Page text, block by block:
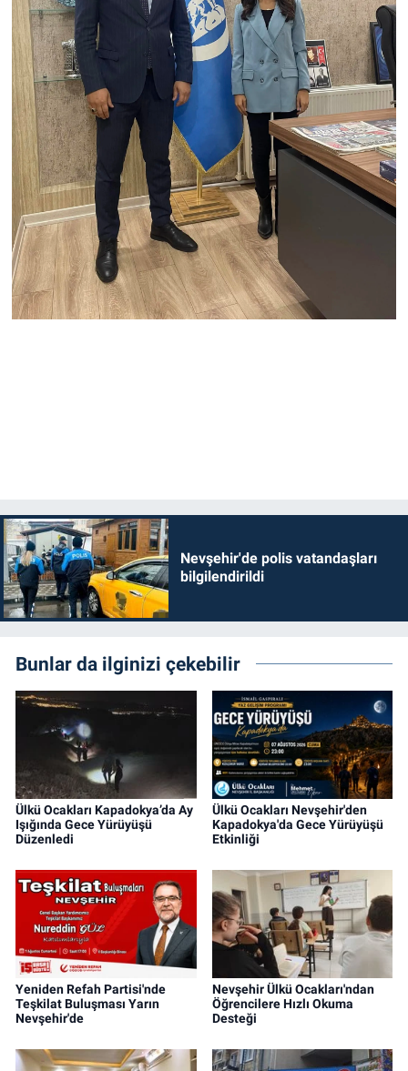
Nevşehir'de polis vatandaşları
bilgilendirildi
Bunlar da ilginizi çekebilir
Ülkü Ocakları Kapadokya’da Ay
Işığında Gece Yürüyüşü
Düzenledi
Ülkü Ocakları Nevşehir'den
Kapadokya'da Gece Yürüyüşü
Etkinliği
Yeniden Refah Partisi'nde
Teşkilat Buluşması Yarın
Nevşehir'de
Nevşehir Ülkü Ocakları'ndan
Öğrencilere Hızlı Okuma
Desteği